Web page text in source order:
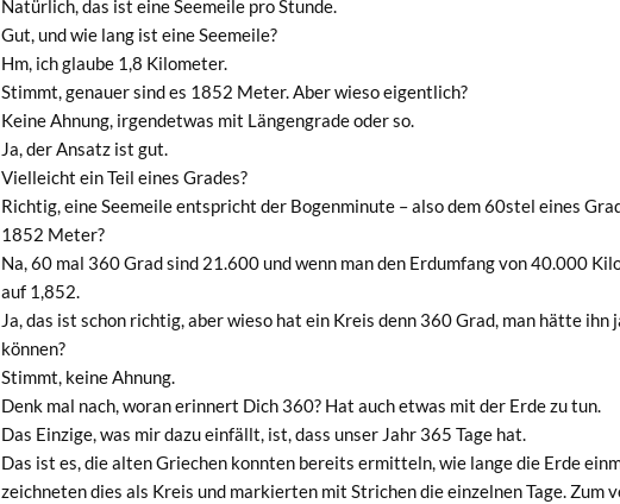
Natürlich, das ist eine Seemeile pro Stunde.
Gut, und wie lang ist eine Seemeile?
Hm, ich glaube 1,8 Kilometer.
Stimmt, genauer sind es 1852 Meter. Aber wieso eigentlich?
Keine Ahnung, irgendetwas mit Längengrade oder so.
Ja, der Ansatz ist gut.
Vielleicht ein Teil eines Grades?
Richtig, eine Seemeile entspricht der Bogenminute – also dem 60stel eines
1852 Meter?
Na, 60 mal 360 Grad sind 21.600 und wenn man den Erdumfang von 40.000
auf 1,852.
Ja, das ist schon richtig, aber wieso hat ein Kreis denn 360 Grad, man hätte
können?
Stimmt, keine Ahnung.
Denk mal nach, woran erinnert Dich 360? Hat auch etwas mit der Erde zu tun.
Das Einzige, was mir dazu einfällt, ist, dass unser Jahr 365 Tage hat.
Das ist es, die alten Griechen konnten bereits ermitteln, wie lange die Erde
zeichneten dies als Kreis und markierten mit Strichen die einzelnen Tage. Zum